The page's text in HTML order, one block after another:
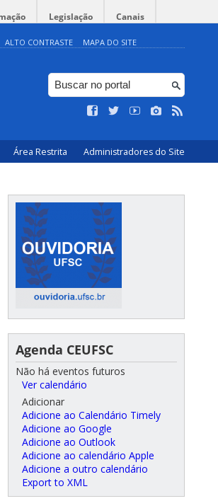
Legislação Canais
ALTO CONTRASTE MAPA DO SITE
Área Restrita Administradores do Site
Agenda CEUFSC
Não há eventos futuros
Ver calendário
Adicionar
Adicione ao Calendário Timely
Adicione ao Google
Adicione ao Outlook
Adicione ao calendário Apple
Adicione a outro calendário
Export to XML